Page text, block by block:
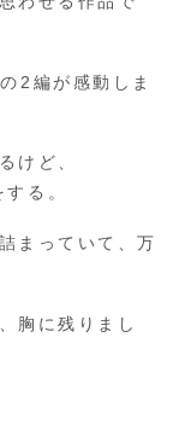
2編が感動しま
けど、
る。
まっていて、万
胸に残りまし